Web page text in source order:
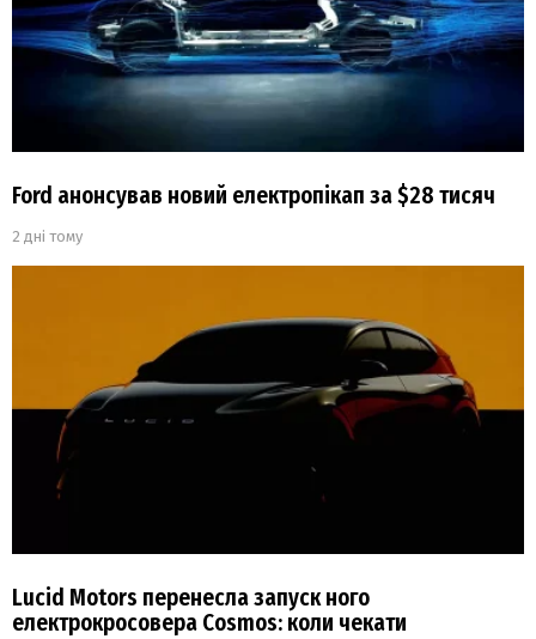
Ford анонсував новий електропікап за $28 тисяч
2 дні тому
Lucid Motors перенесла запуск ного
електрокросовера Cosmos: коли чекати